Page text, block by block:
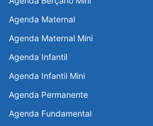
Agenda Maternal
Agenda Maternal Mini
Agenda Infantil
Agenda Infantil Mini
Agenda Permanente
Agenda Fundamental